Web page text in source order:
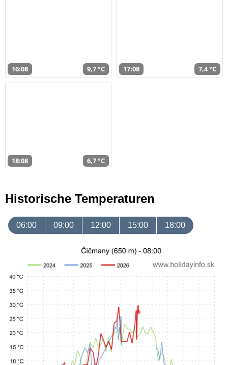
16:08 9,7 °C 17:08 7,4 °C
18:08 6,7 °C
Historische Temperaturen
06:00 09:00 12:00 15:00 18:00